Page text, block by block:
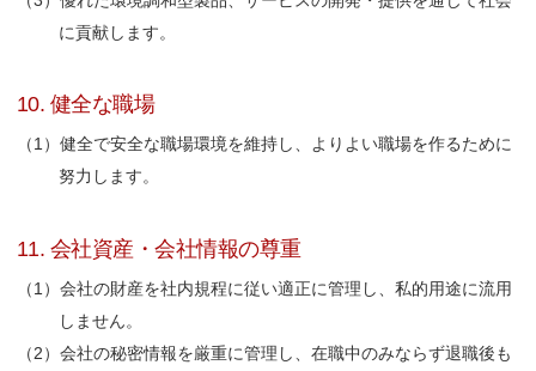
に貢献します。
10. 健全な職場
健全で安全な職場環境を維持し、よりよい職場を作るために
努力します。
11. 会社資産・会社情報の尊重
会社の財産を社内規程に従い適正に管理し、私的用途に流用
しません。
会社の秘密情報を厳重に管理し、在職中のみならず退職後も